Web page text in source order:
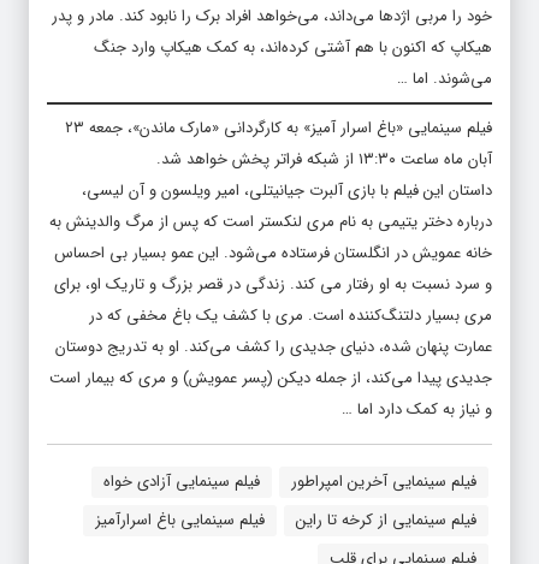
خود را مربی اژدها می‌داند، می‌خواهد افراد برک را نابود کند. مادر و پدر
هیکاپ که اکنون با هم آشتی کرده‌اند، به کمک هیکاپ وارد جنگ
می‌شوند. اما …
فیلم سینمایی «باغ اسرار آمیز» به کارگردانی «مارک ماندن»، جمعه ۲۳
آبان ماه ساعت ۱۳:۳۰ از شبکه فراتر پخش خواهد شد.
داستان این فیلم با بازی آلبرت جیانیتلی، امیر ویلسون و آن لیسی،
درباره دختر یتیمی به نام مری لنکستر است که پس از مرگ والدینش به
خانه عمویش در انگلستان فرستاده می‌شود. این عمو بسیار بی احساس
و سرد نسبت به او رفتار می کند. زندگی در قصر بزرگ و تاریک او، برای
مری بسیار دلتنگ‌کننده است. مری با کشف یک باغ مخفی که در
عمارت پنهان شده، دنیای جدیدی را کشف می‌کند. او به تدریج دوستان
جدیدی پیدا می‌کند، از جمله دیکن (پسر عمویش) و مری که بیمار است
و نیاز به کمک دارد اما …
فیلم سینمایی آخرین امپراطور
فیلم سینمایی آزادی ‌خواه
فیلم سینمایی از کرخه تا راین
فیلم سینمایی باغ اسرارآمیز
فیلم سینمایی برای قلب